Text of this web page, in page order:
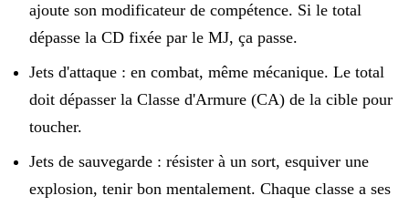
ajoute son modificateur de compétence. Si le total
dépasse la CD fixée par le MJ, ça passe.
Jets d'attaque : en combat, même mécanique. Le total
doit dépasser la Classe d'Armure (CA) de la cible pour
toucher.
Jets de sauvegarde : résister à un sort, esquiver une
explosion, tenir bon mentalement. Chaque classe a ses